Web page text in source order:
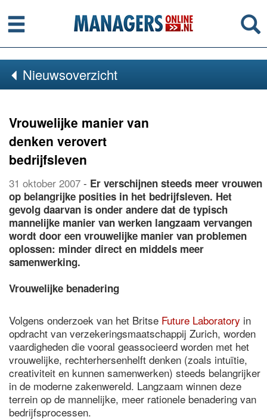
Menu
Nieuwsoverzicht
Vrouwelijke manier van
denken verovert
bedrijfsleven
31 oktober 2007 - Er verschijnen steeds meer vrouwen
op belangrijke posities in het bedrijfsleven. Het
gevolg daarvan is onder andere dat de typisch
mannelijke manier van werken langzaam vervangen
wordt door een vrouwelijke manier van problemen
oplossen: minder direct en middels meer
samenwerking.
Vrouwelijke benadering
Volgens onderzoek van het Britse Future Laboratory in
opdracht van verzekeringsmaatschappij Zurich, worden
vaardigheden die vooral geassocieerd worden met het
vrouwelijke, rechterhersenhelft denken (zoals intuïtie,
creativiteit en kunnen samenwerken) steeds belangrijker
in de moderne zakenwereld. Langzaam winnen deze
terrein op de mannelijke, meer rationele benadering van
bedrijfsprocessen.